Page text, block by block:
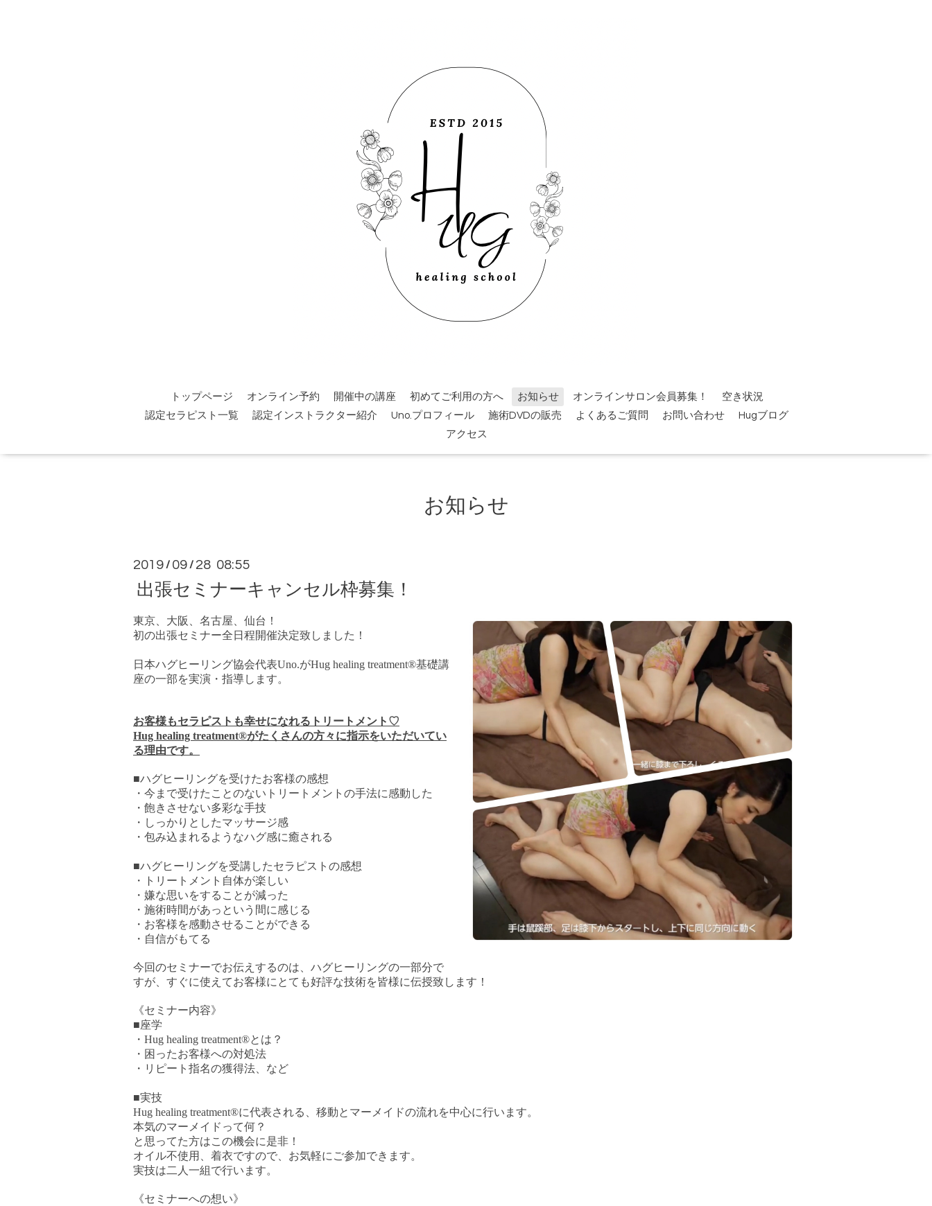
トップページ オンライン予約 開催中の講座 初めてご利用の方へ お知らせ オンラインサロン会員募集！
空き状況
認定セラピスト一覧
認定インストラクター紹介 Uno.プロフィール 施術DVDの販売 よくあるご質問 お問い合わせ
Hugブログ
アクセス
お知らせ
2019 / 09 / 28 08:55
出張セミナーキャンセル枠募集！
東京、大阪、名古屋、仙台！
初の出張セミナー全日程開催決定致しました！
日本ハグヒーリング協会代表Uno.がHug healing treatment®基礎講
座の一部を実演・指導します。
お客様もセラピストも幸せになれるトリートメント♡
Hug healing treatment®がたくさんの方々に指示をいただいてい
る理由です。
■ハグヒーリングを受けたお客様の感想
・今まで受けたことのないトリートメントの手法に感動した
・飽きさせない多彩な手技
・しっかりとしたマッサージ感
・包み込まれるようなハグ感に癒される
■ハグヒーリングを受講したセラピストの感想
・トリートメント自体が楽しい
・嫌な思いをすることが減った
・施術時間があっという間に感じる
・お客様を感動させることができる
・自信がもてる
今回のセミナーでお伝えするのは、ハグヒーリングの一部分で
すが、すぐに使えてお客様にとても好評な技術を皆様に伝授致します！
《セミナー内容》
■座学
・ Hug healing treatment®とは？
・困ったお客様への対処法
・リピート指名の獲得法、など
■実技
Hug healing treatment®に代表される、移動とマーメイドの流れを中心に行います。
本気のマーメイドって何？
と思ってた方はこの機会に是非！
オイル不使用、着衣ですので、お気軽にご参加できます。
実技は二人一組で行います。
《セミナーへの想い》